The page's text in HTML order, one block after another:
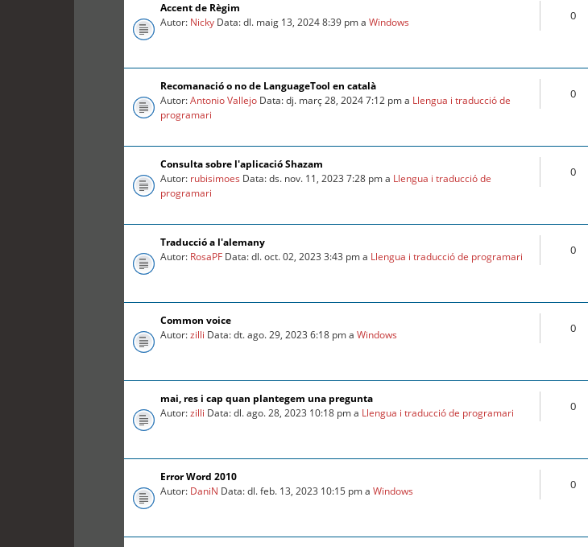
Accent de Règim
Autor: Nicky Data: dl. maig 13, 2024 8:39 pm aWindows 0
Recomanació o no de LanguageTool en català
Autor:Antonio Vallejo Data: dj. març 28, 2024 7:12 pm a Llengua i traducció de
programari
0
Consulta sobre l'aplicació Shazam
Autor: rubisimoes Data: ds. nov. 11, 2023 7:28 pm a Llengua i traducció de
programari
0
Traducció a l'alemany
Autor: RosaPF Data: dl. oct. 02, 2023 3:43 pm a Llengua i traducció de programari 0
Common voice
Autor:zilli Data: dt. ago. 29, 2023 6:18 pm aWindows 0
mai, res i cap quan plantegem una pregunta
Autor:zilli Data: dl. ago. 28, 2023 10:18 pm a Llengua i traducció de programari 0
Error Word 2010
Autor: DaniN Data: dl. feb. 13, 2023 10:15 pm aWindows 0